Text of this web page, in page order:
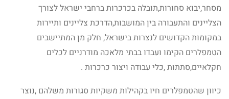
מסחר,יבוא סחורות,תובלה בכרכרות ברחבי ישראל לצורך
הצליינים והתעבורה בין המושבות,הדרכת צליינים ותיירות
במקומות הקדושים לנצרות בישראל, חלק מן המתיישבים
הטמפלרים הקימו ועבדו בבתי מלאכה מודרניים לכלים
חקלאיים,סתתות ,כלי עבודה ויצור כרכרות .
כיוון שהטמפלרים חיו בקהילות משקיות סגורות משלהם ,נוצר